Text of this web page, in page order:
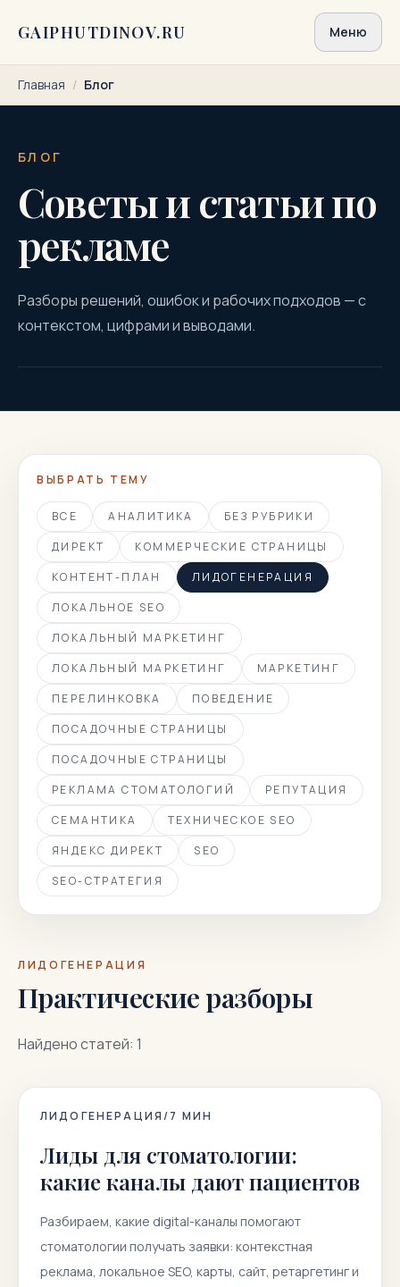
GAIPHUTDINOV.RU Меню
Главная / Блог
БЛОГ
Советы и статьи по
рекламе
Разборы решений, ошибок и рабочих подходов — с
контекстом, цифрами и выводами.
ВЫБРАТЬ ТЕМУ
ВСЕ АНАЛИТИКА
БЕЗ РУБРИКИ
ДИРЕКТ
КОММЕРЧЕСКИЕ СТРАНИЦЫ
КОНТЕНТ-ПЛАН
ЛИДОГЕНЕРАЦИЯ
ЛОКАЛЬНОЕ SEO
ЛОКАЛЬНЫЙ МАРКЕТИНГ
ЛОКАЛЬНЫЙ МАРКЕТИНГ
МАРКЕТИНГ
ПЕРЕЛИНКОВКА
ПОВЕДЕНИЕ
ПОСАДОЧНЫЕ СТРАНИЦЫ
ПОСАДОЧНЫЕ СТРАНИЦЫ
РЕКЛАМА СТОМАТОЛОГИЙ
РЕПУТАЦИЯ
СЕМАНТИКА
ТЕХНИЧЕСКОЕ SEO
ЯНДЕКС ДИРЕКТ
SEO
SEO-СТРАТЕГИЯ
ЛИДОГЕНЕРАЦИЯ
Практические разборы
Найдено статей: 1
ЛИДОГЕНЕРАЦИЯ/7 МИН
Лиды для стоматологии:
какие каналы дают пациентов
Разбираем, какие digital-каналы помогают
стоматологии получать заявки: контекстная
реклама, локальное SEO, карты, сайт, ретаргетинг и